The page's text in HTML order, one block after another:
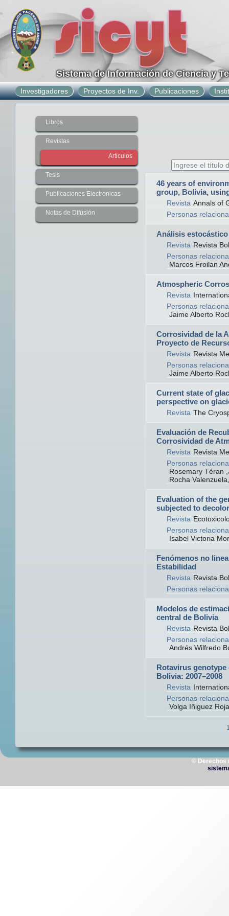
Sistema de Información de Ciencia y
Investigadores Proyectos de Inv. Publicaciones
Libros
Revistas
Articulos
Tesis
Publicaciones Electronicas
Notas de Difusión
46 years of
group, Bolivia,
Revista Annals of
Personas
Análisis
Revista Revista
Personas
Marcos Froilan
Atmospheric
Revista
Personas
Jaime Alberto
Corrosividad de la
Proyecto de
Revista Revista
Personas
Jaime Alberto
Current state of
perspective on
Revista The
Evaluación de
Corrosividad de
Revista Revista
Personas
Rosemary Téran
Rocha Valenzuela,
Evaluation of the
subjected to
Revista
Personas
Isabel Victoria
Fenómenos no
Estabilidad
Revista Revista
Personas
Modelos de
central de Bolivia
Revista Revista
Personas
Andrés Wilfredo
Rotavirus
Bolivia: 2007–2008
Revista
Personas
Volga Iñiguez
© Derechos